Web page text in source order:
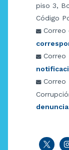
piso 3,
Código
Correo
Correo
Correo